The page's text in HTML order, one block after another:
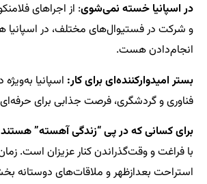
در اسپانیا خسته نمی‌شوی: از اجراهای
و شرکت در فستیوال‌های مختلف، در اسپانیا
انجام‌دادن هست.
بستر امیدوارکننده‌ای برای کار: اسپانیا
فناوری و گردشگری، فرصت جذابی برای
برای کسانی که در پی “زندگی آهسته”
با فراغت و وقت‌گذراندن کنار عزیزان است. زمان
استراحت بعدازظهر و ملاقات‌های دوستانه